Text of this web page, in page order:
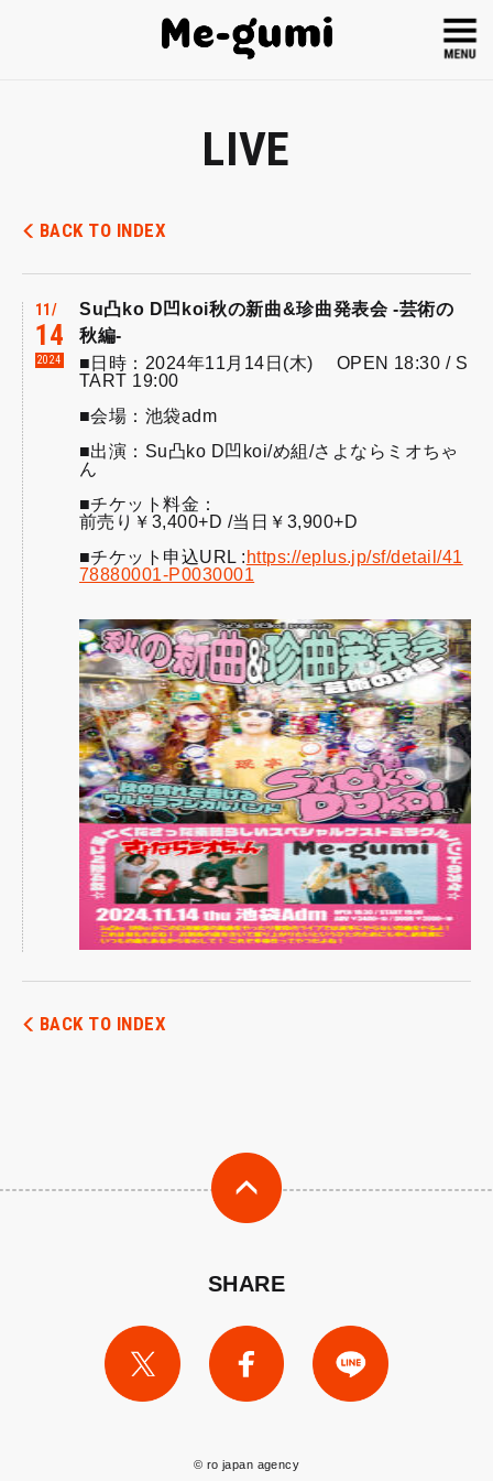
LIVE
BACK TO INDEX
11
14
2024
Su凸ko D凹koi秋の新曲&珍曲発表会 -芸術の
秋編-
■日時：2024年11月14日(木) OPEN 18:30 / S
TART 19:00
■会場：池袋adm
■出演：Su凸ko D凹koi/め組/さよならミオちゃ
ん
■チケット料金：
前売り￥3,400+D /当日￥3,900+D
■チケット申込URL : https://eplus.jp/sf/detail/41
78880001-P0030001
BACK TO INDEX
SHARE
© ro japan agency